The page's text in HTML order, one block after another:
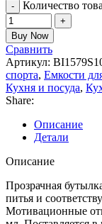
Количество
Buy Now
Сравнить
Артикул:
спорта, Емкости
Кухня и посуда,
Share:
Описание
Детали
Описание
Прозрачная
питья и
Мотивационные